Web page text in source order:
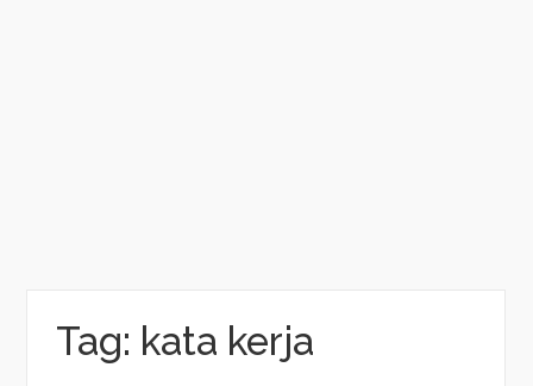
Tag: kata kerja